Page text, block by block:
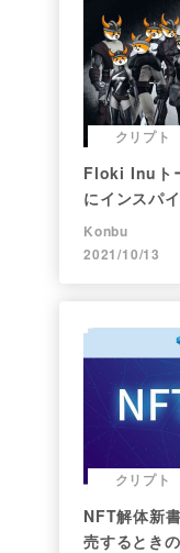
クリプト
Floki Inuト
にインスパ
Konbu
2021/10/13
クリプト
NFT解体新
売するとき